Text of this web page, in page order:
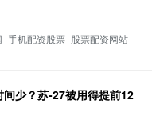
手机配资股票_股票配资网站
少？苏-27被用得提前12